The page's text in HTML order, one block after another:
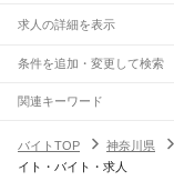
求人の詳細を表示
条件を追加・変更して検索
市区町村を追加・変更
神奈川県
すべて
横浜市 すべて
駅を追加・変更
職種を追加・変更
関連キーワード
バイトTOP
神奈川県
イト・バイト・求人